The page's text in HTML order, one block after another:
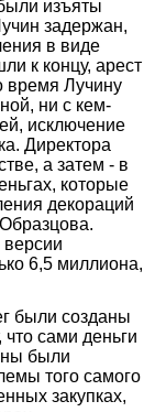
изъяты
задержан,
в виде
к концу, арест
время Лучину
ни с кем-
исключение
Директора
а затем - в
которые
декораций
версии
6,5 миллиона,
были созданы
сами деньги
были
того самого
закупках,